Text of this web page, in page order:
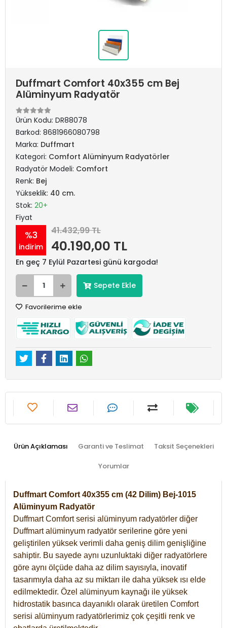
Duffmart Comfort 40x355 cm Bej
Alüminyum Radyatör
Ürün Kodu: DR88078
Barkod: 8681966080798
Marka: Duffmart
Kategori: Comfort Alüminyum Radyatörler
Radyatör Modeli: Comfort
Renk: Bej
Yükseklik: 40 cm.
Stok: 20+
Fiyat
%3
indirim
41.432,99 TL
40.190,00 TL
En geç 7 Eylül Pazartesi günü kargoda!
Sepete Ekle
Favorilerime ekle
Ürün Açıklaması Garanti ve Teslimat Taksit Seçenekleri
Yorumlar
Duffmart Comfort 40x355 cm (42 Dilim) Bej-1015
Alüminyum Radyatör
Duffmart Comfort serisi alüminyum radyatörler diğer
Duffmart alüminyum radyatör serilerine göre yeni
geliştirilen yüksek verimli daha geniş dilim genişliğine
sahiptir. Bu sayede aynı uzunluktaki diğer radyatörlere
göre aynı ölçüde daha az dilim sayısıyla, inovatif
tasarımıyla daha az su miktarı ile daha yüksek ısı elde
edilmektedir. Özel alüminyum kaynağı ile yüksek
hidrostatik basınca dayanıklı olarak üretilen Comfort
serisi alüminyum radyatörlerimiz çok çeşitli renk ve